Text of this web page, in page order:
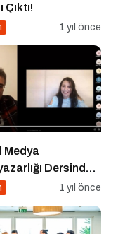
Çıktı!
1 yıl önce
Medya
Dersinde
Markalaşma1 yıl önce